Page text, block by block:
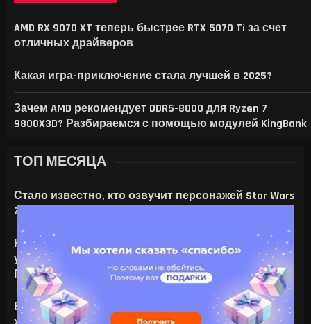
AMD RX 9070 XT теперь быстрее RTX 5070 Ti за счет
отличных драйверов
Какая игра-приключение стала лучшей в 2025?
Зачем AMD рекомендует DDR5-8000 для Ryzen 7
9800X3D? Разбираемся с помощью модулей KingBank
ТОП МЕСЯЦА
Стало известно, кто озвучит персонажей Star Wars
Zero Company
На что только не идут ради ИИ — энтузиаст
установил серверную NVIDIA Tesla V100 в игровой
ПК с RTX 4080
Все амулеты и кольца в Gothic 1 Remake: